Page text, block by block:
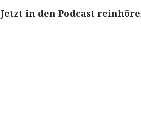
Jetzt in den Podcast